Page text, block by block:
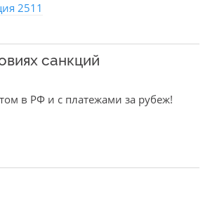
2511
санкций
в РФ и с платежами за рубеж!